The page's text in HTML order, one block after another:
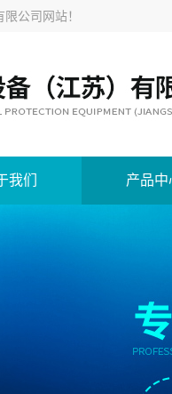
限公司网站！
我们 产品中